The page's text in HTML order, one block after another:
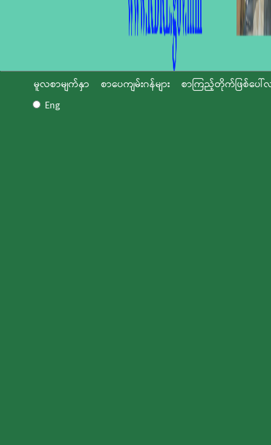
မူလစာမျက်နှာ စာပေကျမ်းဂန်များ
စာကြည့်တိုက်ဖြစ်ပေါ်
Eng